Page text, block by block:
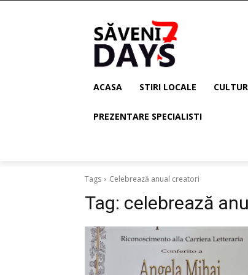
ACASA STIRI LOCALE
PREZENTARE SPECIALISTI
Tags Celebrează anual creatori
Tag: celebrează